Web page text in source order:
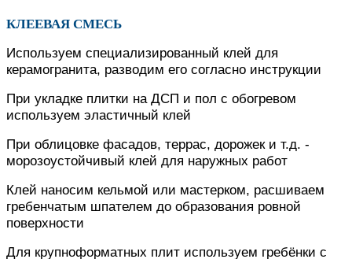
КЛЕЕВАЯ СМЕСЬ
Используем специализированный клей для
керамогранита, разводим его согласно инструкции
При укладке плитки на ДСП и пол с обогревом
используем эластичный клей
При облицовке фасадов, террас, дорожек и т.д. -
морозоустойчивый клей для наружных работ
Клей наносим кельмой или мастерком, расшиваем
гребенчатым шпателем до образования ровной
поверхности
Для крупноформатных плит используем гребёнки с